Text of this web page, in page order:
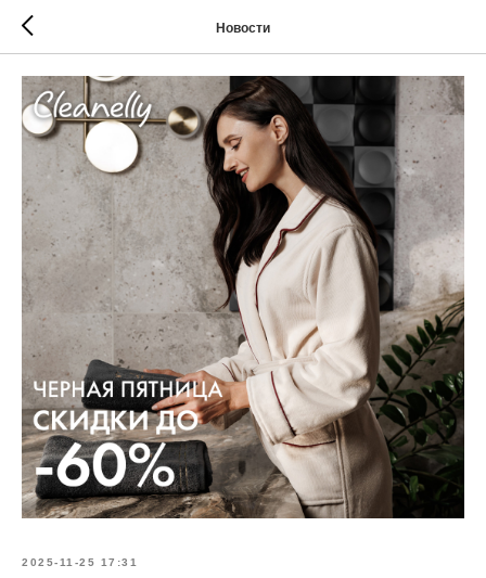
Новости
2025-11-25 17:31